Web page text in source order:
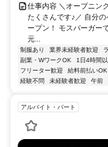
仕事内容 ＼オープニン
たくさんです♪／ 自分
ープン！ モスバーガー
元...
制服あり 業界未経験者歓迎
副業・WワークOK
1日4時間
フリーター歓迎
給料前払いOK
経験不問
未経験者歓迎 午前
アルバイト・パート